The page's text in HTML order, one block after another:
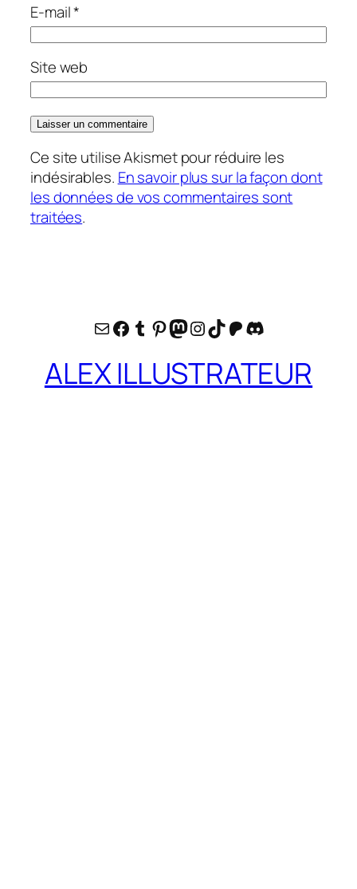
E-mail*
Site web
Ce site utilise Akismet pour réduire les
indésirables. En savoir plus sur la façon dont
les données de vos commentaires sont
traitées.
E-mailFacebook
Tumblr
Pinterest
Mastodon
Instagram
TikTok
Patreon
Discord
ALEX ILLUSTRATEUR